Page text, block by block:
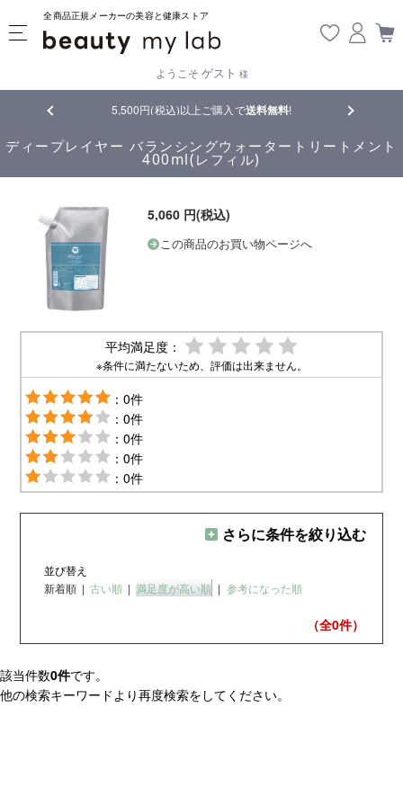
全商品正規メーカーの美容と健康ストア
ようこそ ゲスト 様
5,500円(税込)以上ご購入で送料無料! 【重要】熊本地震の影響に
ディープレイヤー バランシングウォータートリートメント
400ml(レフィル)
5,060 円(税込)
この商品のお買い物ページへ
平均満足度：
※条件に満たないため、評価は出来ません。
：0件
：0件
：0件
：0件
：0件
さらに条件を絞り込む
並び替え
新着順 | 古い順 | 満足度が高い順 | 参考になった順
（全0件）
該当件数0件です。
他の検索キーワードより再度検索をしてください。